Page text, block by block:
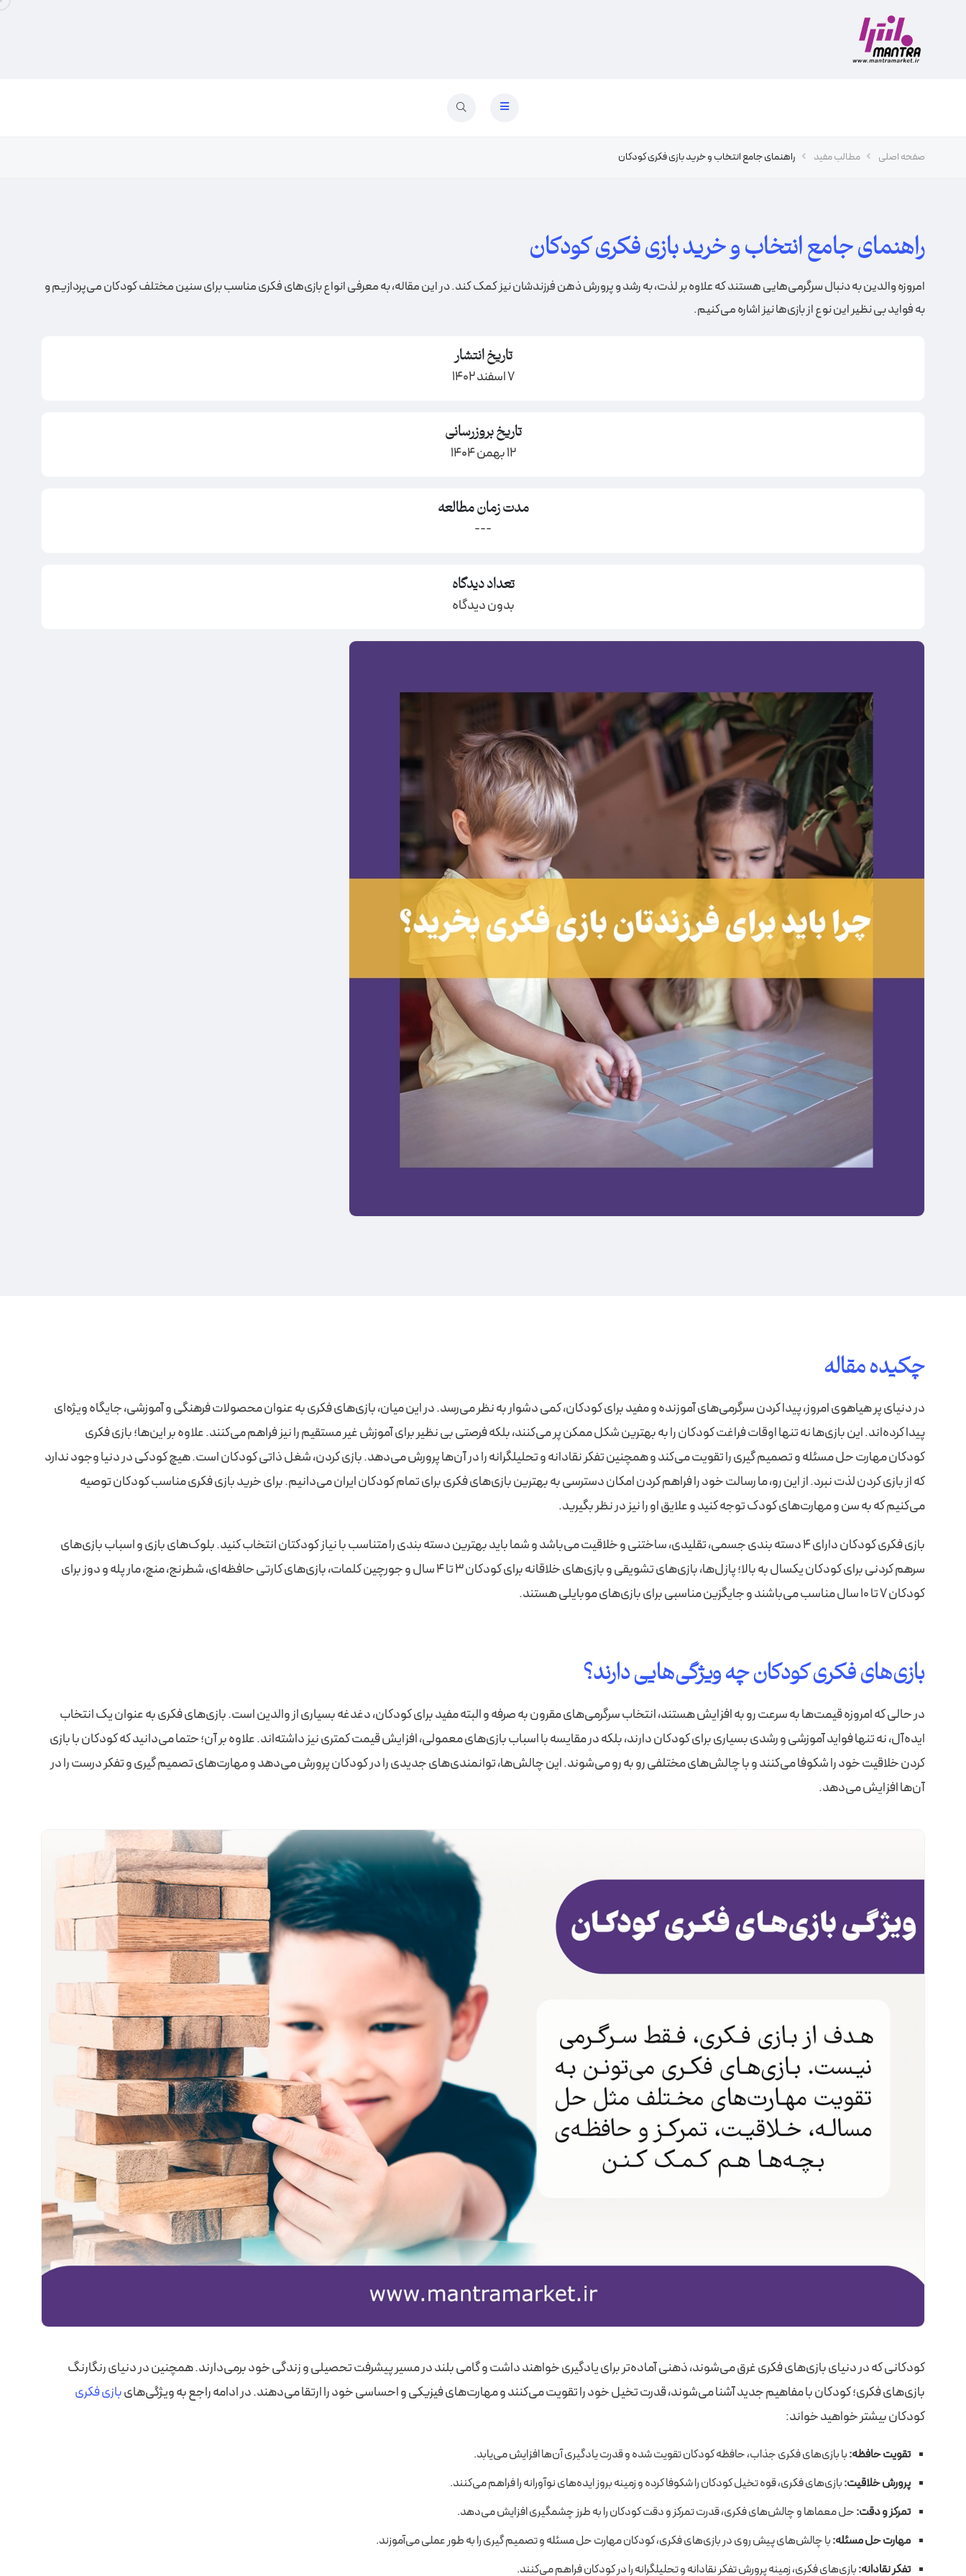
صفحه اصلی مطالب مفید راهنمای جامع انتخاب و خرید بازی فکری کودکان
راهنمای جامع انتخاب و خرید بازی فکری کودکان
امروزه والدین به دنبال سرگرمی‌هایی هستند که علاوه بر لذت، به رشد و پرورش ذهن فرزندشان نیز کمک کند. در این مقاله، به معرفی انواع بازی‌های فکری مناسب برای سنین مختلف کودکان می‌پردازیم و
به فواید بی‌ نظیر این نوع از بازی‌ها نیز اشاره می‌کنیم.
تاریخ انتشار
7 اسفند 1402
تاریخ بروزرسانی
12 بهمن 1404
مدت زمان مطالعه
---
تعداد دیدگاه
بدون دیدگاه
چکیده مقاله
در دنیای پر هیاهوی امروز، پیدا کردن سرگرمی‌های آموزنده و مفید برای کودکان، کمی دشوار به نظر می‌رسد. در این میان، بازی‌های فکری به عنوان محصولات فرهنگی و آموزشی، جایگاه ویژه‌ای
پیدا کرده‌اند. این بازی‌ها نه تنها اوقات فراغت کودکان را به بهترین شکل ممکن پر می‌کنند، بلکه فرصتی بی‌ نظیر برای آموزش غیر مستقیم را نیز فراهم می‌کنند. علاوه بر این‌ها؛ بازی فکری
کودکان مهارت حل مسئله و تصمیم‌ گیری را تقویت می‌کند و همچنین تفکر نقادانه و تحلیلگرانه را در آن‌ها پرورش می‌دهد. بازی کردن، شغل ذاتی کودکان است. هیچ کودکی در دنیا وجود ندارد
که از بازی کردن لذت نبرد. از این رو، ما رسالت خود را فراهم کردن امکان دسترسی به بهترین بازی‌های فکری برای تمام کودکان ایران می‌دانیم. برای خرید بازی فکری مناسب کودکان توصیه
می‌کنیم که به سن و مهارت‌های کودک توجه کنید و علایق او را نیز در نظر بگیرید.
بازی فکری کودکان دارای 4 دسته بندی جسمی، تقلیدی، ساختنی و خلاقیت می‌باشد و شما باید بهترین دسته بندی را متناسب با نیاز کودکتان انتخاب کنید. بلوک‌های بازی و اسباب‌ بازی‌های
سرهم‌ کردنی برای کودکان یکسال به بالا؛ پازل‌ها، بازی‌های تشویقی و بازی‌های خلاقانه برای کودکان 3 تا 4 سال و جورچین کلمات، بازی‌های کارتی حافظه‌ای، شطرنج، منچ، مار پله و دوز برای
کودکان 7 تا 10 سال مناسب می‌باشند و جایگزین مناسبی برای بازی‌های موبایلی هستند.
بازی‌های فکری کودکان چه ویژگی‌هایی دارند؟
در حالی که امروزه قیمت‌ها به سرعت رو به افزایش هستند، انتخاب سرگرمی‌های مقرون به صرفه و البته مفید برای کودکان، دغدغه بسیاری از والدین است. بازی‌های فکری به عنوان یک انتخاب
ایده‌آل، نه تنها فواید آموزشی و رشدی بسیاری برای کودکان دارند، بلکه در مقایسه با اسباب‌ بازی‌های معمولی، افزایش قیمت کمتری نیز داشته‌اند. علاوه بر آن؛ حتما می‌دانید که کودکان با بازی
کردن خلاقیت خود را شکوفا می‌کنند و با چالش‌های مختلفی رو به‌ رو می‌شوند. این چالش‌ها، توانمندی‌های جدیدی را در کودکان پرورش می‌دهد و مهارت‌های تصمیم‌ گیری و تفکر درست را در
آن‌ها افزایش می‌دهد.
کودکانی که در دنیای بازی‌های فکری غرق می‌شوند، ذهنی آماده‌تر برای یادگیری خواهند داشت و گامی بلند در مسیر پیشرفت تحصیلی و زندگی خود برمی‌دارند. همچنین در دنیای رنگارنگ
بازی‌های فکری؛ کودکان با مفاهیم جدید آشنا می‌شوند، قدرت تخیل خود را تقویت می‌کنند و مهارت‌های فیزیکی و احساسی خود را ارتقا می‌دهند. در ادامه راجع به ویژگی‌هایبازی‌ فکری
کودکان بیشتر خواهید خواند:
تقویت حافظه:با بازی‌های فکری جذاب، حافظه کودکان تقویت شده و قدرت یادگیری آن‌ها افزایش می‌یابد.
پرورش خلاقیت:بازی‌های فکری، قوه تخیل کودکان را شکوفا کرده و زمینه بروز ایده‌های نوآورانه را فراهم می‌کنند.
تمرکز و دقت:حل معماها و چالش‌های فکری، قدرت تمرکز و دقت کودکان را به طرز چشمگیری افزایش می‌دهد.
مهارت حل مسئله:با چالش‌های پیش روی در بازی‌های فکری، کودکان مهارت حل مسئله و تصمیم‌ گیری را به طور عملی می‌آموزند.
تفکر نقادانه:بازی‌های فکری، زمینه پرورش تفکر نقادانه و تحلیلگرانه را در کودکان فراهم می‌کنند.